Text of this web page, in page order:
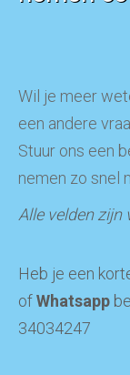
Wil je meer
een andere
Stuur ons een
nemen zo snel
Alle velden zijn
Heb je een
ofWhatsapp
34034247